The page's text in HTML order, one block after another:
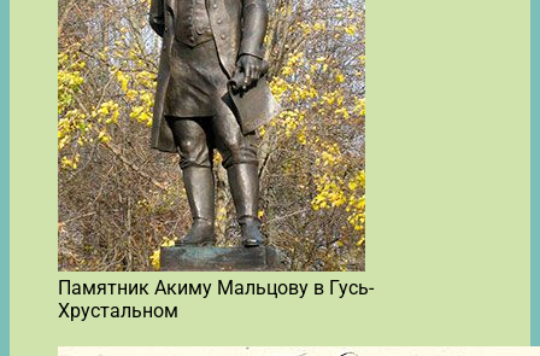
Памятник Акиму Мальцову в Гусь-
Хрустальном